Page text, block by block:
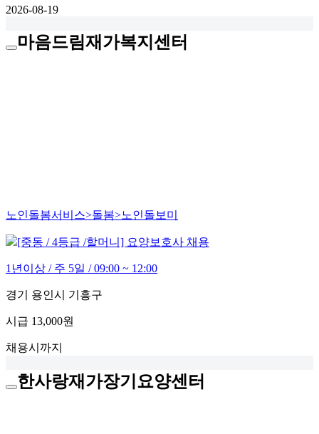
2026-08-19
마음드림재가복지센터
노인돌봄서비스>돌봄>노인돌보미
[중동 / 4등급 /할머니] 요양보호사 채용
1년이상 / 주 5일 / 09:00 ~ 12:00
경기 용인시 기흥구
시급 13,000원
채용시까지
한사랑재가장기요양센터